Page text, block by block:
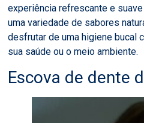
experiência refrescante e
uma variedade de sabores
desfrutar de uma higiene bucal
sua saúde ou o meio ambiente.
Escova de dente